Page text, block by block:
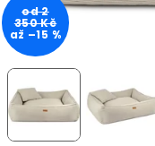
od 2
350 Kč
až –15 %